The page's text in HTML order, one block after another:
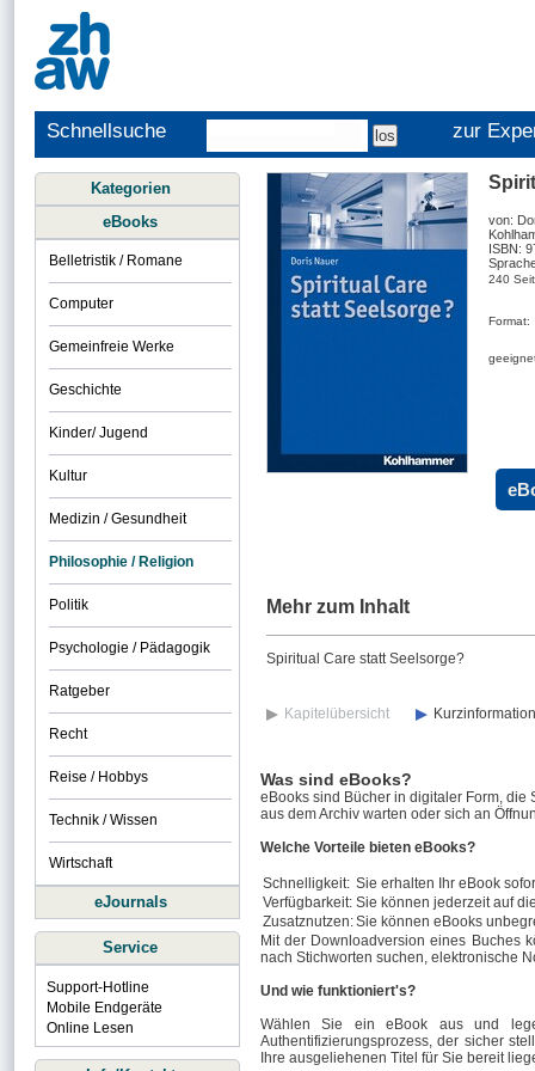
Schnellsuche zur
von:
ISBN:
240
Format:
Mehr zum Inhalt
Spiritual Care statt Seelsorge?
Kapitelübersicht Kurzinformation
Was sind eBooks?
eBooks sind Bücher in digitaler Form,
aus dem Archiv warten oder sich an
Welche Vorteile bieten eBooks?
Schnelligkeit: Sie erhalten Ihr eBook
Verfügbarkeit: Sie können jederzeit auf
Zusatznutzen:Sie können eBooks
Mit der Downloadversion eines Buches
nach Stichworten suchen, elektronische
Und wie funktioniert's?
Wählen Sie ein eBook aus und
Authentifizierungsprozess, der sicher
Ihre ausgeliehenen Titel für Sie bereit
Kategorien
eBooks
Belletristik / Romane
Computer
Gemeinfreie Werke
Geschichte
Kinder/ Jugend
Kultur
Medizin / Gesundheit
Philosophie / Religion
Politik
Psychologie / Pädagogik
Ratgeber
Recht
Reise / Hobbys
Technik / Wissen
Wirtschaft
eJournals
Service
Support-Hotline
Mobile Endgeräte
Online Lesen